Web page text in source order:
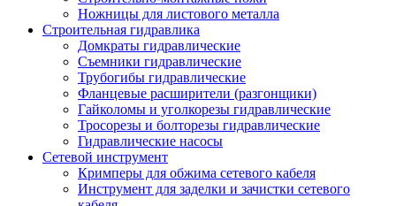
Ножницы для листового металла
Строительная гидравлика
Домкраты гидравлические
Съемники гидравлические
Трубогибы гидравлические
Фланцевые расширители (разгонщики)
Гайколомы и уголкорезы гидравлические
Тросорезы и болторезы гидравлические
Гидравлические насосы
Сетевой инструмент
Кримперы для обжима сетевого кабеля
Инструмент для заделки и зачистки сетевого